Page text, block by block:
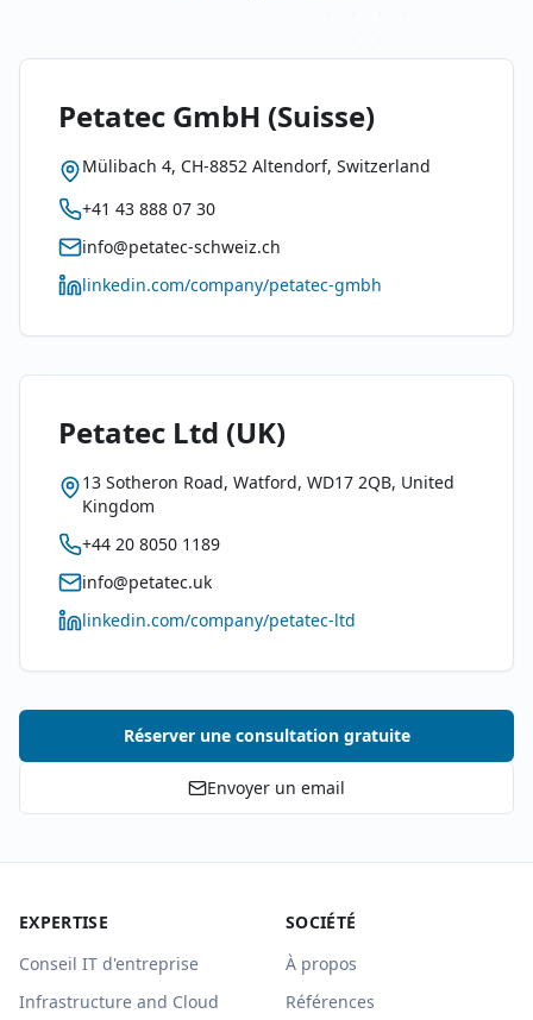
Petatec GmbH (Suisse)
Mülibach 4, CH-8852 Altendorf, Switzerland
+41 43 888 07 30
info@petatec-schweiz.ch
linkedin.com/company/petatec-gmbh
Petatec Ltd (UK)
13 Sotheron Road, Watford, WD17 2QB, United
Kingdom
+44 20 8050 1189
info@petatec.uk
linkedin.com/company/petatec-ltd
Réserver une consultation gratuite
Envoyer un email
EXPERTISE
Conseil IT d'entreprise
Infrastructure and Cloud
SOCIÉTÉ
À propos
Références